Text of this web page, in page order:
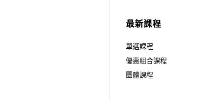
最新課程
單選課程
優惠組合課程
團體課程